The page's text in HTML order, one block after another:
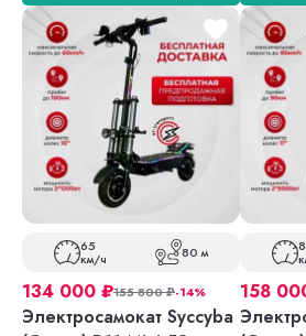
65
км/ч 80 м
134 000 ₽155 800₽-14%
Электросамокат Syccyba
158